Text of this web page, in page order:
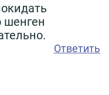
шенген
Ответить